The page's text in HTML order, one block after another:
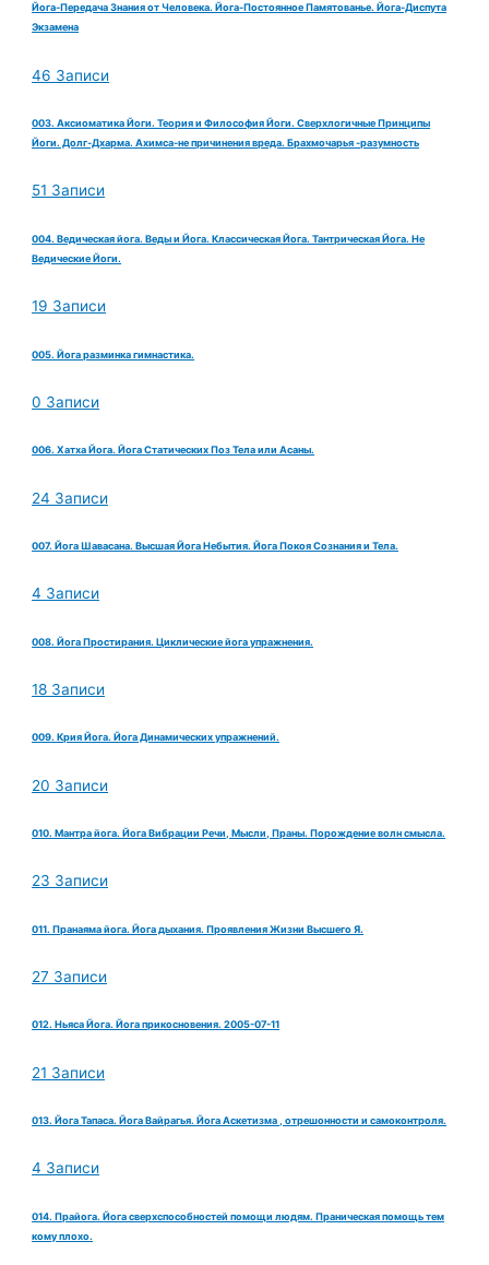
Йога-Передача Знания от Человека. Йога-Постоянное Памятованье. Йога-Диспута
Экзамена
46 Записи
003. Аксиоматика Йоги. Теория и Философия Йоги. Сверхлогичные Принципы
Йоги. Долг-Дхарма. Ахимса-не причинения вреда. Брахмочарья -разумность
51 Записи
004. Ведическая йога. Веды и Йога. Классическая Йога. Тантрическая Йога. Не
Ведические Йоги.
19 Записи
005. Йога разминка гимнастика.
0 Записи
006. Хатха Йога. Йога Статических Поз Тела или Асаны.
24 Записи
007. Йога Шавасана. Высшая Йога Небытия. Йога Покоя Сознания и Тела.
4 Записи
008. Йога Простирания. Циклические йога упражнения.
18 Записи
009. Крия Йога. Йога Динамических упражнений.
20 Записи
010. Мантра йога. Йога Вибрации Речи, Мысли, Праны. Порождение волн смысла.
23 Записи
011. Пранаяма йога. Йога дыхания. Проявления Жизни Высшего Я.
27 Записи
012. Ньяса Йога. Йога прикосновения. 2005-07-11
21 Записи
013. Йога Тапаса. Йога Вайрагья. Йога Аскетизма , отрешонности и самоконтроля.
4 Записи
014. Прайога. Йога сверхспособностей помощи людям. Праническая помощь тем
кому плохо.